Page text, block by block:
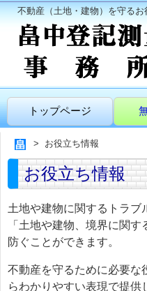
不動産（土地・建物）を守るお
トップページ
お役立ち情報
お役立ち情報
土地や建物に関するトラブ
「土地や建物、境界に関
防ぐことができます。
不動産を守るために必要な
らわかりやすい表現で提供